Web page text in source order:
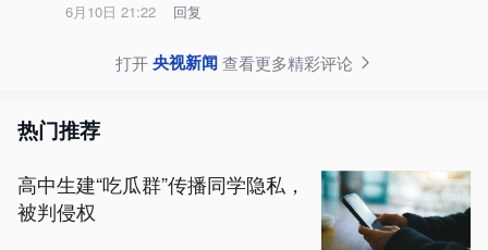
6月10日 21:22 回复
打开央视新闻查看更多精彩评论
热门推荐
高中生建“吃瓜群”传播同学隐私，
被判侵权